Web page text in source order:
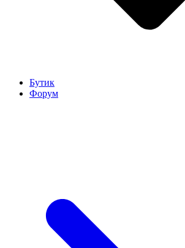
Бутик
Форум